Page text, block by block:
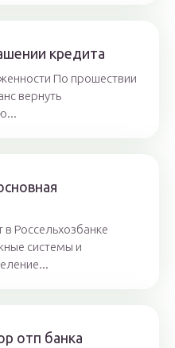
кредита
По прошествии
вернуть
в Россельхозбанке
системы и
отп банка